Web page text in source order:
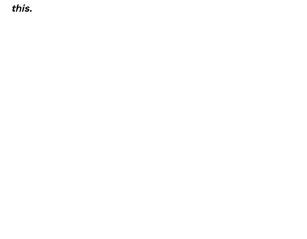
this.